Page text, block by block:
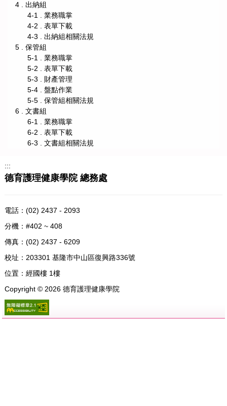
4 . 出納組
4-1 . 業務職掌
4-2 . 表單下載
4-3 . 出納組相關法規
5 . 保管組
5-1 . 業務職掌
5-2 . 表單下載
5-3 . 財產管理
5-4 . 盤點作業
5-5 . 保管組相關法規
6 . 文書組
6-1 . 業務職掌
6-2 . 表單下載
6-3 . 文書組相關法規
:::
德育護理健康學院 總務處
電話： (02) 2437 - 2093
分機：#402 ~ 408
傳真：(02) 2437 - 6209
校址： 203301 基隆市中山區復興路336號
位置： 經國樓 1樓
Copyright © 2026德育護理健康學院